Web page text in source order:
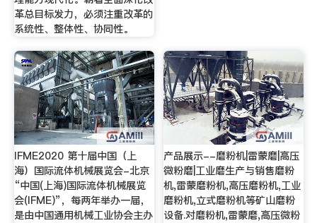
革总目标发力，必须注重改革的
系统性、整体性、协同性。
IFME2020 第十届中国（上
海）国际流体机械展览会-北京
“中国(上海)国际流体机械展览
会(IFME)”，每两年举办一届，
是由中国通用机械工业协会主办
产品展示--磨粉机|雷蒙磨|高压
微粉磨|工业磨生产与销售磨粉
机,雷蒙磨粉机,高压磨粉机,工业
磨粉机,立式磨粉机等矿山磨粉
设备.对磨粉机,雷蒙磨,高压微粉